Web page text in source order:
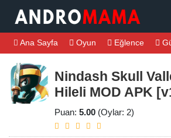
Ana Sayfa Oyun Eğlence
Nindash Skull
Hileli MOD APK
Puan: 5.00 (Oylar: 2)